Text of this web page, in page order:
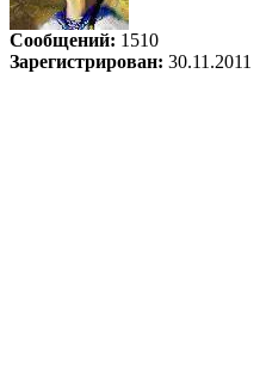
Сообщений: 1510
Зарегистрирован: 30.11.2011